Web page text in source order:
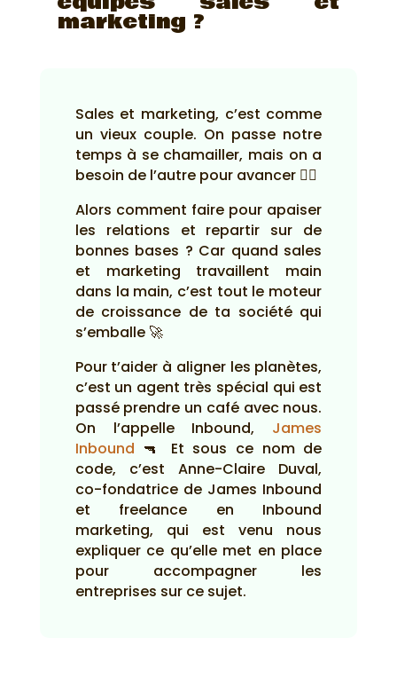
marketing ?
Sales et marketing, c’est comme
un vieux couple. On passe notre
temps à se chamailler, mais on a
besoin de l’autre pour avancer 🤷‍♂️
Alors comment faire pour apaiser
les relations et repartir sur de
bonnes bases ? Car quand sales
et marketing travaillent main
dans la main, c’est tout le moteur
de croissance de ta société qui
s’emballe 🚀
Pour t’aider à aligner les planètes,
c’est un agent très spécial qui est
passé prendre un café avec nous.
On l’appelle Inbound, James
Inbound 🔫 Et sous ce nom de
code, c’est Anne-Claire Duval,
co-fondatrice de James Inbound
et freelance en Inbound
marketing, qui est venu nous
expliquer ce qu’elle met en place
pour accompagner les
entreprises sur ce sujet.